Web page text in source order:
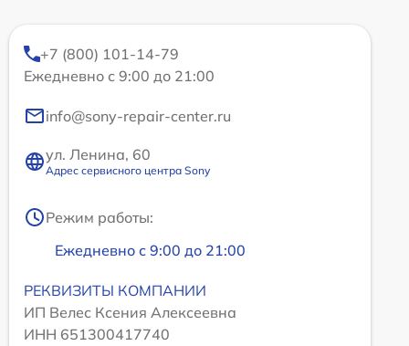
+7 (800) 101-14-79
Ежедневно с 9:00 до 21:00
info@sony-repair-center.ru
ул. Ленина, 60
Адрес сервисного центра Sony
Режим работы:
Ежедневно с 9:00 до 21:00
РЕКВИЗИТЫ КОМПАНИИ
ИП Велес Ксения Алексеевна
ИНН 651300417740